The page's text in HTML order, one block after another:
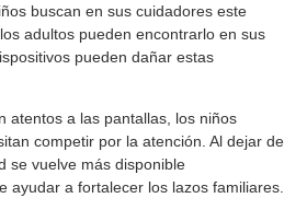
buscan en sus cuidadores este
adultos pueden encontrarlo en sus
pueden dañar estas
atentos a las pantallas, los niños
competir por la atención. Al dejar de
se vuelve más disponible
ayudar a fortalecer los lazos familiares.